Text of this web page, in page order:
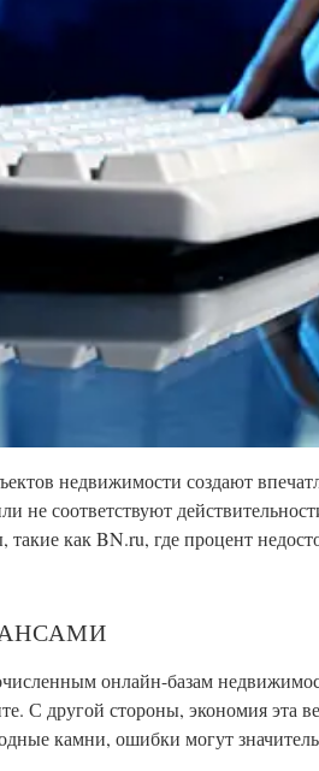
недвижимости создают
не соответствуют
как BN.ru, где процент
онлайн-базам
С другой стороны, экономия
камни, ошибки могут